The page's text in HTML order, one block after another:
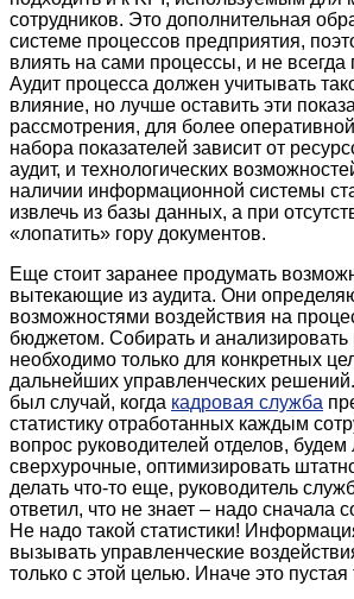
сотрудников. Это дополнительная
системе процессов предприятия,
влиять на сами процессы, и не всегда
Аудит процесса должен учитывать
влияние, но лучше оставить эти
рассмотрения, для более
набора показателей зависит от
аудит, и технологических
наличии информационной системы
извлечь из базы данных, а при
«лопатить» гору документов.
Еще стоит заранее продумать
вытекающие из аудита. Они
возможностями воздействия на
бюджетом. Собирать и
необходимо только для конкретных
дальнейших управленческих
был случай, когда кадровая служба
статистику отработанных каждым
вопрос руководителей отделов,
сверхурочные, оптимизировать
делать что-то еще, руководитель
ответил, что не знает – надо сначала
Не надо такой статистики!
вызывать управленческие
только с этой целью. Иначе это